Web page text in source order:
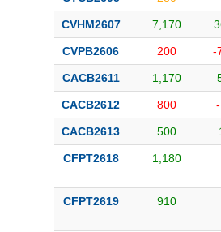
CVHM2607 7,170
CVPB2606 200 -
CACB2611 1,170
CACB2612 800
CACB2613 500
CFPT2618 1,180
CFPT2619 910